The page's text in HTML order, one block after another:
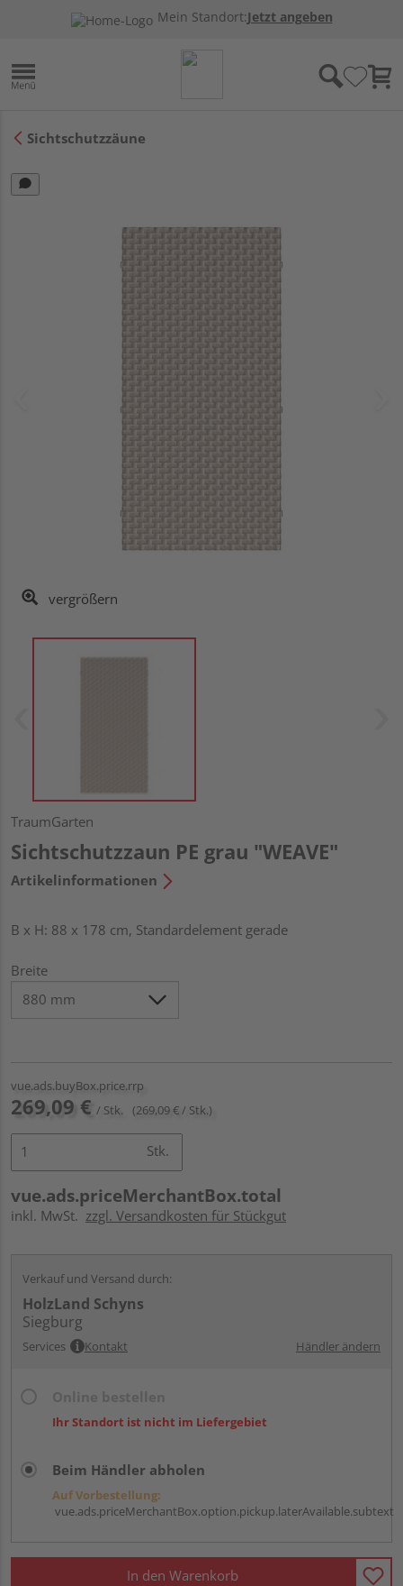
Mein Standort:Jetzt angeben
Sichtschutzzäune
vergrößern
TraumGarten
Sichtschutzzaun PE grau "WEAVE"
Artikelinformationen
B x H: 88 x 178 cm, Standardelement gerade
Breite
vue.ads.buyBox.price.rrp
269,09 € / Stk. (269,09 € / Stk.)
Stk.
vue.ads.priceMerchantBox.total
inkl. MwSt. zzgl. Versandkosten für Stückgut
Verkauf und Versand durch:
HolzLand Schyns
Siegburg
Services Kontakt Händler ändern
Ihr Standort ist nicht im Liefergebiet
Beim Händler abholen
Auf Vorbestellung:
vue.ads.priceMerchantBox.option.pickup.laterAvailable.subtext
In den Warenkorb